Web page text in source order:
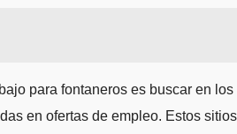
para fontaneros es buscar en
en ofertas de empleo. Estos